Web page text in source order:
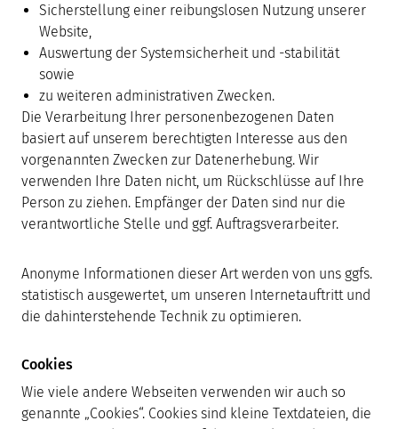
Sicherstellung einer reibungslosen Nutzung unserer
Website,
Auswertung der Systemsicherheit und -stabilität
sowie
zu weiteren administrativen Zwecken.
Die Verarbeitung Ihrer personenbezogenen Daten
basiert auf unserem berechtigten Interesse aus den
vorgenannten Zwecken zur Datenerhebung. Wir
verwenden Ihre Daten nicht, um Rückschlüsse auf Ihre
Person zu ziehen. Empfänger der Daten sind nur die
verantwortliche Stelle und ggf. Auftragsverarbeiter.
Anonyme Informationen dieser Art werden von uns ggfs.
statistisch ausgewertet, um unseren Internetauftritt und
die dahinterstehende Technik zu optimieren.
Cookies
Wie viele andere Webseiten verwenden wir auch so
genannte „Cookies“. Cookies sind kleine Textdateien, die